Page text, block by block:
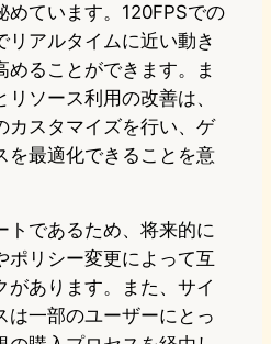
めています。120FPSでの
リアルタイムに近い動き
めることができます。ま
ソース利用の改善は、
カスタマイズを行い、ゲ
を最適化できることを意
トであるため、将来的に
ポリシー変更によって互
があります。また、サイ
は一部のユーザーにとっ